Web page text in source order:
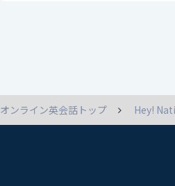
オンライン英会話トップ Hey!